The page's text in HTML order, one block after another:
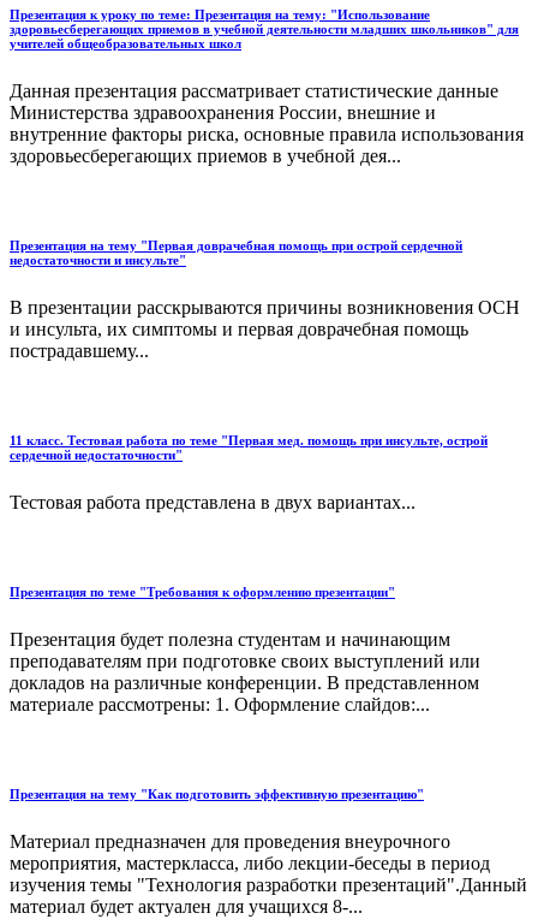
Презентация к уроку по теме: Презентация на тему: "Использование
здоровьесберегающих приемов в учебной деятельности младших школьников" для
учителей общеобразовательных школ
Данная презентация рассматривает статистические данные
Министерства здравоохранения России, внешние и
внутренние факторы риска, основные правила использования
здоровьесберегающих приемов в учебной дея...
Презентация на тему "Первая доврачебная помощь при острой сердечной
недостаточности и инсульте"
В презентации расскрываются причины возникновения ОСН
и инсульта, их симптомы и первая доврачебная помощь
пострадавшему...
11 класс. Тестовая работа по теме "Первая мед. помощь при инсульте, острой
сердечной недостаточности"
Тестовая работа представлена в двух вариантах...
Презентация по теме "Требования к оформлению презентации"
Презентация будет полезна студентам и начинающим
преподавателям при подготовке своих выступлений или
докладов на различные конференции. В представленном
материале рассмотрены: 1. Оформление слайдов:...
Презентация на тему "Как подготовить эффективную презентацию"
Материал предназначен для проведения внеурочного
мероприятия, мастеркласса, либо лекции-беседы в период
изучения темы "Технология разработки презентаций".Данный
материал будет актуален для учащихся 8-...